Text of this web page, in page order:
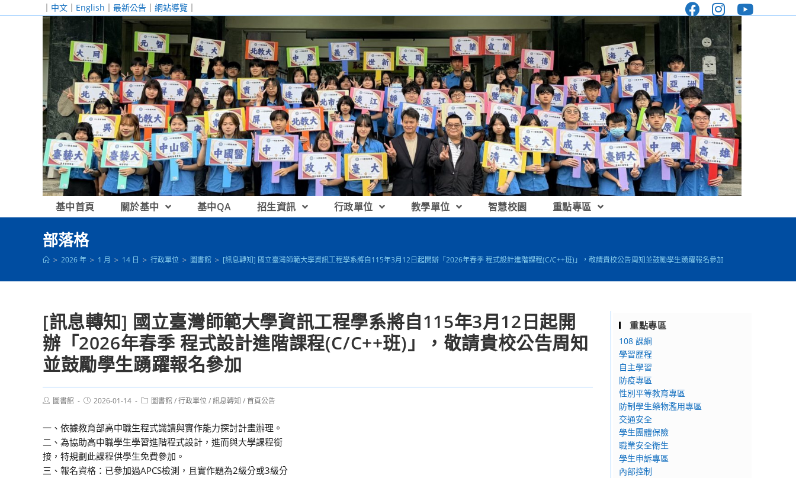
｜ 中文 ｜ English ｜ 最新公告 ｜ 網站導覽 ｜
基中首頁 關於基中 基中QA 招生資訊 行政單位 教學單位 智慧校園 重點專區
部落格
> 2026 年 > 1 月 > 14 日 > 行政單位 > 圖書館 > [訊息轉知] 國立臺灣師範大學資訊工程學系將自115年3月12日起開辦「2026年春季 程式設計進階課程(C/C++班)」，敬請貴校公告周知並鼓勵學生踴躍報名參加
[訊息轉知] 國立臺灣師範大學資訊工程學系將自115年3月12日起開
辦「2026年春季 程式設計進階課程(C/C++班)」，敬請貴校公告周知
並鼓勵學生踴躍報名參加
Post圖書館
Post2026-01-14
Post圖書館/行政單位/訊息轉知 /首頁公告
一、依據教育部高中職生程式識讀與實作能力探討計畫辦理。
二、為協助高中職學生學習進階程式設計，進而與大學課程銜
接，特規劃此課程供學生免費參加。
三、報名資格：已參加過APCS檢測，且實作題為2級分或3級分
重點專區
108 課綱
學習歷程
自主學習
防疫專區
性別平等教育專區
防制學生藥物濫用專區
交通安全
學生團體保險
職業安全衛生
學生申訴專區
內部控制